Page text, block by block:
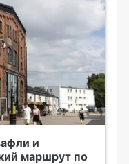
и
маршрут по